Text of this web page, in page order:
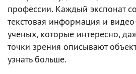
профессии. Каждый экспонат
текстовая информация и
ученых, которые интересно,
точки зрения описывают
узнать больше.